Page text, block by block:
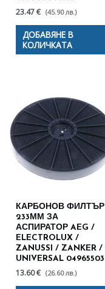
23.47 € (45.90 лв.)
ДОБАВЯНЕ В
КОЛИЧКАТА
КАРБОНОВ ФИЛТЪР
233ММ ЗА
АСПИРАТОР AEG /
ELECTROLUX /
ZANUSSI / ZANKER /
UNIVERSAL 04965503
13.60 € (26.60 лв.)